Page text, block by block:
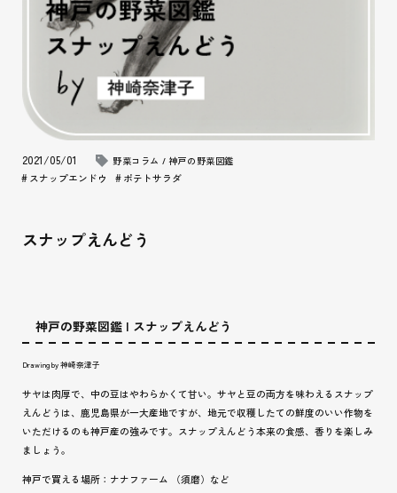
2021/05/01 野菜コラム / 神戸の野菜図鑑
スナップエンドウ ポテトサラダ
スナップえんどう
神戸の野菜図鑑 | スナップえんどう
Drawing by 神崎奈津子
サヤは肉厚で、中の豆はやわらかくて甘い。サヤと豆の両方を味わえるスナップ
えんどうは、鹿児島県が一大産地ですが、地元で収穫したての鮮度のいい作物を
いただけるのも神戸産の強みです。スナップえんどう本来の食感、香りを楽しみ
ましょう。
神戸で買える場所：ナナファーム （須磨）など